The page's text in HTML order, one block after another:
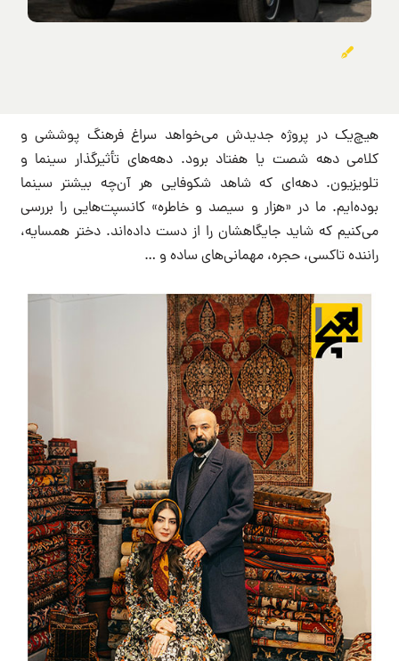
هیچ‌یک در پروژه جدیدش می‌خواهد سراغ فرهنگ پوششی و
کلامی دهه شصت یا هفتاد برود. دهه‌های تأثیرگذار سینما و
تلویزیون. دهه‌‌ای که شاهد شکوفایی هر آن‌چه بیشتر سینما
بوده‌ایم. ما در «هزار و سیصد و خاطره» کانسپت‌هایی را بررسی
می‌کنیم که شاید جایگاهشان را از دست داده‌اند. دختر همسایه،
راننده تاکسی، حجره، مهمانی‌های ساده و …